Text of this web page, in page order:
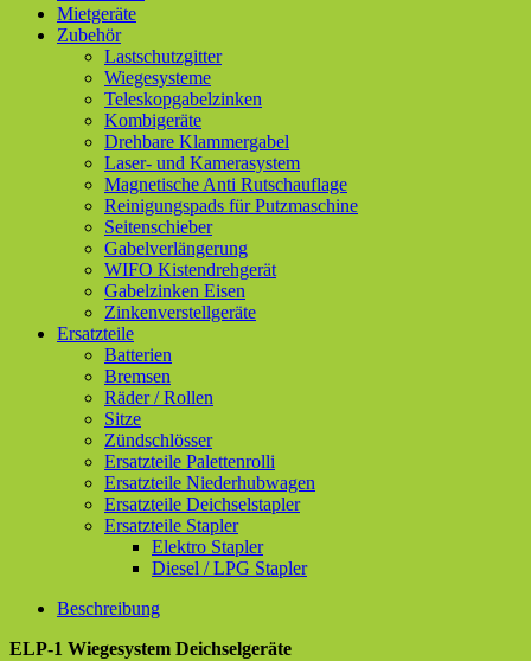
Mietgeräte
Zubehör
Lastschutzgitter
Wiegesysteme
Teleskopgabelzinken
Kombigeräte
Drehbare Klammergabel
Laser- und Kamerasystem
Magnetische Anti Rutschauflage
Reinigungspads für Putzmaschine
Seitenschieber
Gabelverlängerung
WIFO Kistendrehgerät
Gabelzinken Eisen
Zinkenverstellgeräte
Ersatzteile
Batterien
Bremsen
Räder / Rollen
Sitze
Zündschlösser
Ersatzteile Palettenrolli
Ersatzteile Niederhubwagen
Ersatzteile Deichselstapler
Ersatzteile Stapler
Elektro Stapler
Diesel / LPG Stapler
Beschreibung
ELP-1 Wiegesystem Deichselgeräte